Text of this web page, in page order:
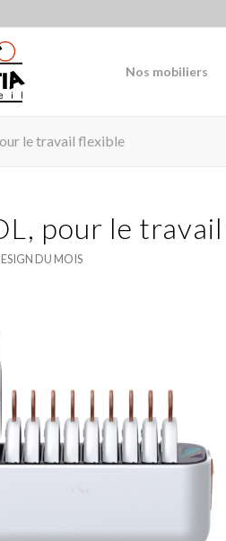
Nos mobiliers
le travail flexible
pour le
DU MOIS